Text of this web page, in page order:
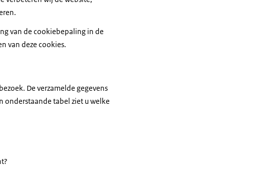
van de cookiebepaling in de
van deze cookies.
De verzamelde gegevens
onderstaande tabel ziet u welke